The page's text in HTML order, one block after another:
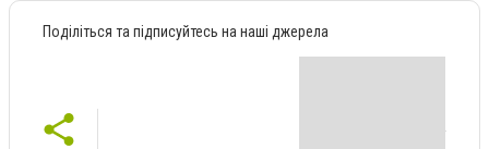
Поділіться та підписуйтесь на наші джерела